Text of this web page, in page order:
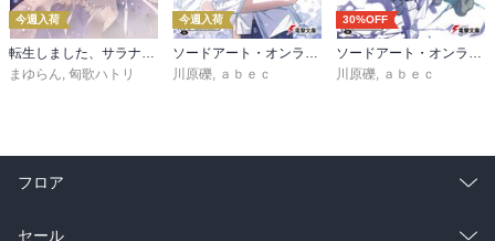
今週入荷
転生しました、サラナ・キンジェです。ごきげんよう。５ ～婚約破棄されたので田舎で気ままに暮らしたいと思います～【電子書店共通特典SS付】
まゆらん, 匈歌ハトリ
今週入荷
ソードアート・オンライン マテリアル１ シュガーリィ・デイズ
川原礫, ａｂｅｃ
30%OFF
ソードアート・オンライン29 ユナイタル・リングVIII
川原礫, ａｂｅｃ
フロア
総合
セール